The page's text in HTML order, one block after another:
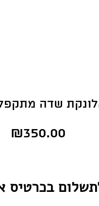
שדה
₪350.00Price
בכרטיס